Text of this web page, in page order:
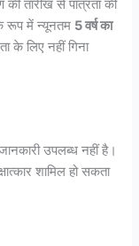
तारीख से पात्रता की
रूप में न्यूनतम 5 वर्ष का
के लिए नहीं गिना
उपलब्ध नहीं है।
शामिल हो सकता